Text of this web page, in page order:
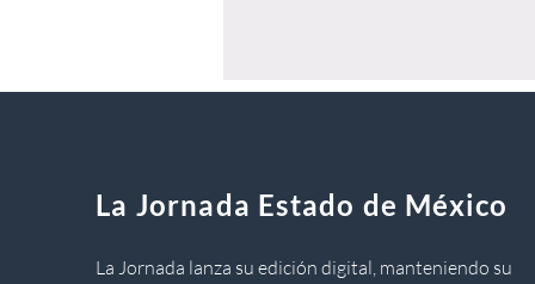
La Jornada Estado de México
La Jornada lanza su edición digital, manteniendo su